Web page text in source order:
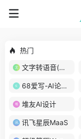
热门
文字转语音(琅琅配音)
68爱写-AI论文写作
堆友AI设计
讯飞星辰MaaS